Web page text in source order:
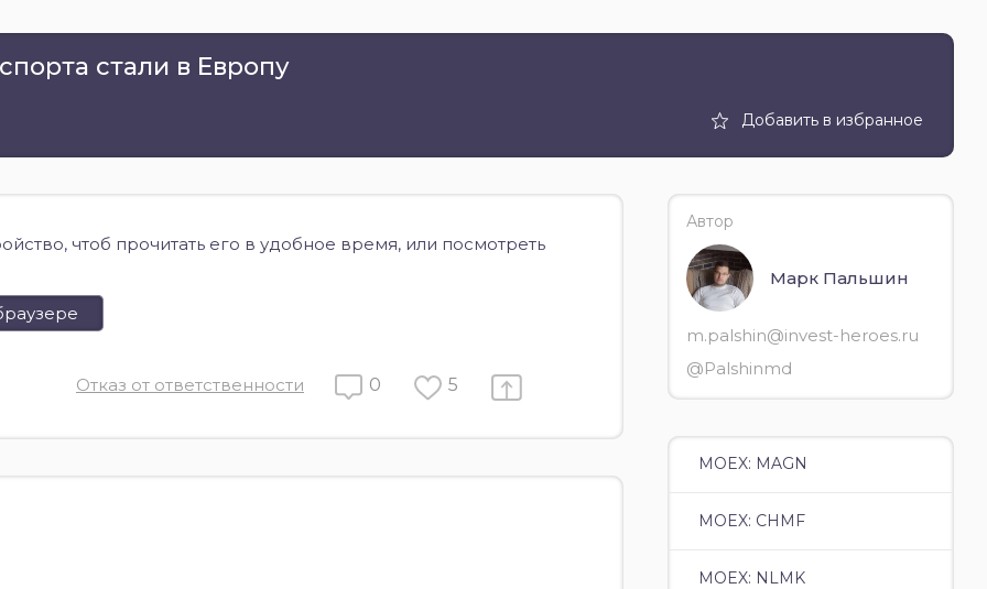
стали в Европу
Добавить в избранное
чтоб прочитать его в удобное время, или посмотреть
Отказ от ответственности 0 5
Автор
Марк Пальшин
m.palshin@invest-heroes.ru
@Palshinmd
MOEX: MAGN
MOEX: CHMF
MOEX: NLMK